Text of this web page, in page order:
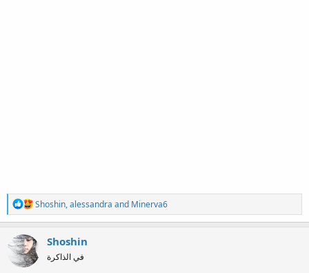
R
e
a
c
t
i
Shoshin,alessandra and Minerva6
Shoshin
في الذاكرة